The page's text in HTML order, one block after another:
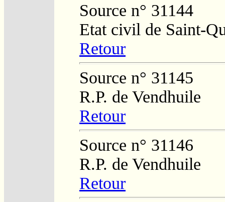
Source n° 31144
Etat civil de Saint-
Retour
Source n° 31145
R.P. de Vendhuile
Retour
Source n° 31146
R.P. de Vendhuile
Retour